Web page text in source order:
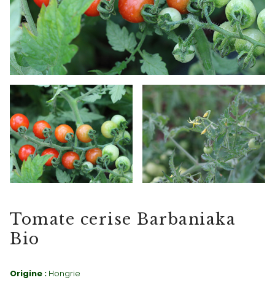
Tomate cerise Barbaniaka
Bio
Origine : Hongrie